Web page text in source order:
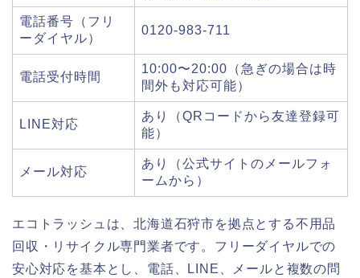
電話番号（フリ
ーダイヤル）
0120-983-711
電話受付時間
10:00〜20:00（急ぎの場合は時
間外も対応可能）
LINE対応
あり（QRコードから友達登録可
能）
メール対応
あり（公式サイトのメールフォ
ームから）
エコトラッシュは、北海道石狩市を拠点とする不用品
回収・リサイクル専門業者です。フリーダイヤルでの
安心対応を基本とし、電話、LINE、メールと複数の問